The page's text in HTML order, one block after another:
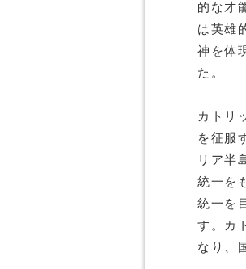
的な才
は英雄
神を体
た。
カトリ
を征服
リア半
統一を
統一を
す。カ
なり、